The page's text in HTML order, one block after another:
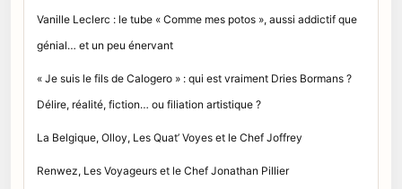
Vanille Leclerc : le tube « Comme mes potos », aussi addictif que
génial… et un peu énervant
« Je suis le fils de Calogero » : qui est vraiment Dries Bormans ?
Délire, réalité, fiction… ou filiation artistique ?
La Belgique, Olloy, Les Quat’ Voyes et le Chef Joffrey
Renwez, Les Voyageurs et le Chef Jonathan Pillier